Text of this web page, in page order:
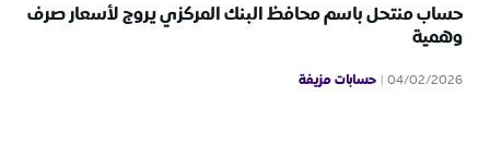
حساب منتحل باسم محافظ البنك المركزي يروج لأسعار صرف
وهمية
04/02/2026 حسابات مزيفة